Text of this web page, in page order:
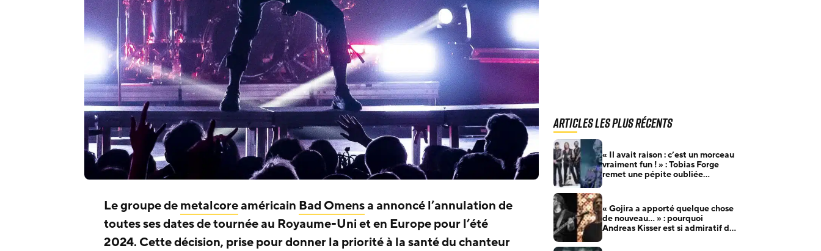
Le groupe demetalcoreaméricain Bad Omensa annoncé l’annulation de
toutes ses dates de tournée au Royaume-Uni et en Europe pour l’été
2024. Cette décision, prise pour donner la priorité à la santé du chanteur
Articles les plus récents
« Il avait raison : c’est un morceau
vraiment fun ! » : Tobias Forge
remet une pépite oubliée
« Gojira a apporté quelque chose
de nouveau… » : pourquoi
Andreas Kisser est si admiratif du